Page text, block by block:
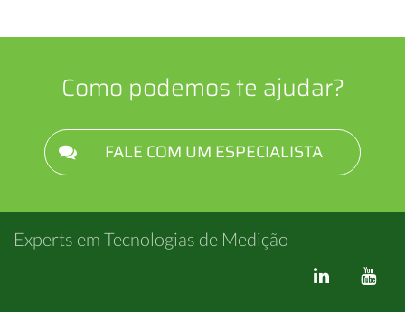
Como podemos te ajudar?
FALE COM UM ESPECIALISTA
Experts em Tecnologias de Medição